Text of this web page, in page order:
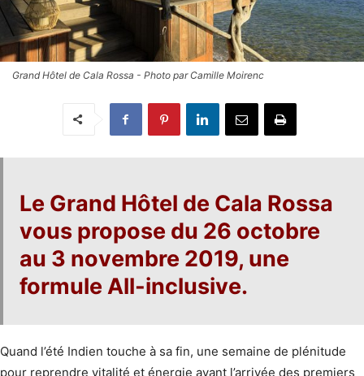
Grand Hôtel de Cala Rossa - Photo par Camille Moirenc
Le Grand Hôtel de Cala Rossa
vous propose du 26 octobre
au 3 novembre 2019, une
formule All-inclusive.
Quand l’été Indien touche à sa fin, une semaine de plénitude
pour reprendre vitalité et énergie avant l’arrivée des premiers